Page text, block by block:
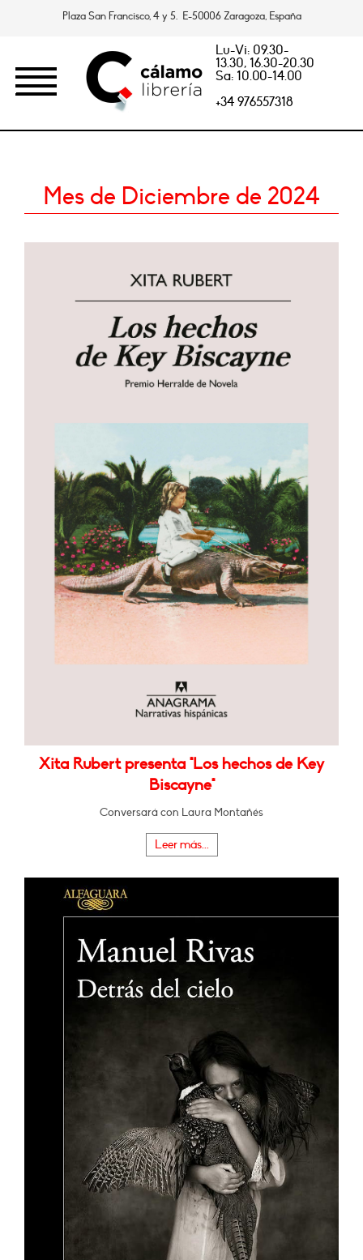
Plaza San Francisco, 4 y 5. E-50006 Zaragoza, España
Lu-Vi: 09.30-
13.30, 16.30-20.30
Sa: 10.00-14.00
+34 976557318
Mes de Diciembre de 2024
Xita Rubert presenta "Los hechos de Key
Biscayne"
Conversará con Laura Montañés
Leer más...